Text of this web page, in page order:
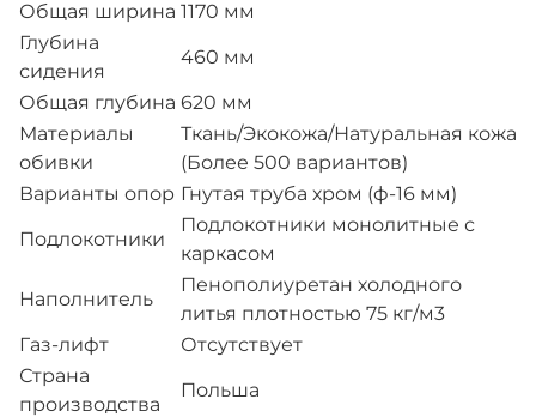
Общая ширина 1170 мм
Глубина
сидения
460 мм
Общая глубина 620 мм
Материалы
обивки
Ткань/Экокожа/Натуральная кожа
(Более 500 вариантов)
Варианты опор Гнутая труба хром (ф-16 мм)
Подлокотники
Подлокотники монолитные с
каркасом
Наполнитель
Пенополиуретан холодного
литья плотностью 75 кг/м3
Газ-лифт
Отсутствует
Страна
производства
Польша